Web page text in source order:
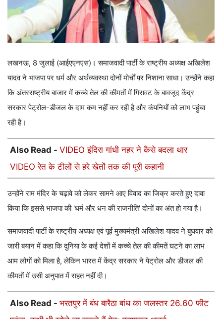
लखनऊ, 8 जुलाई (आईएएनएस)। समाजवादी पार्टी के राष्ट्रीय अध्यक्ष अखिलेश
यादव ने भाजपा पर धर्म और अर्थव्यवस्था दोनों मोर्चों पर निशाना साधा। उन्होंने कहा
कि अंतरराष्ट्रीय बाजार में कच्चे तेल की कीमतों में गिरावट के बावजूद केंद्र
सरकार पेट्रोल-डीजल के दाम कम नहीं कर रही है और कंपनियों को लाभ पहुंचा
रही है।
Also Read - VIDEO इंदिरा गांधी नहर ने कैसे बदला थार
VIDEO रेत के टीलों से हरे खेतों तक की पूरी कहानी
उन्होंने राम मंदिर के चढ़ावे को लेकर सामने आए विवाद का जिक्र करते हुए दावा
किया कि इससे भाजपा की 'धर्म और धन की राजनीति' दोनों का अंत हो गया है।
समाजवादी पार्टी के राष्ट्रीय अध्यक्ष एवं पूर्व मुख्यमंत्री अखिलेश यादव ने बुधवार को
जारी बयान में कहा कि दुनिया के कई देशों में कच्चे तेल की कीमतें घटने का लाभ
आम लोगों को मिला है, लेकिन भारत में केंद्र सरकार ने पेट्रोल और डीजल की
कीमतों में उसी अनुपात में राहत नहीं दी।
Also Read - भरतपुर में बंध बारैठा बांध का जलस्तर 26.60 फीट